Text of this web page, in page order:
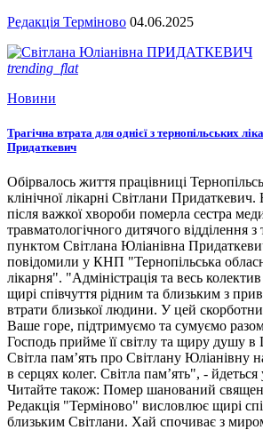
Редакція Терміново 04.06.2025
trending_flat
Новини
Трагічна втрата для однієї з тернопільських
Придаткевич
Обірвалось життя працівниці
клінічної лікарні Світлани
після важкої хвороби померла сестра
травматологічного дитячого відділення
пунктом Світлана Юліанівна
повідомили у КНП "Тернопільська
лікарня". "Адміністрація та весь
щирі співчуття рідним та близьким з
втрати близької людини. У цей
Ваше горе, підтримуємо та сумуємо
Господь прийме її світлу та щиру душу в
Світла пам’ять про Світлану Юліанівну
в серцях колег. Світла пам’ять", -
Читайте також: Помер шанований
Редакція "Терміново" висловлює щирі
близьким Світлани. Хай спочиває з